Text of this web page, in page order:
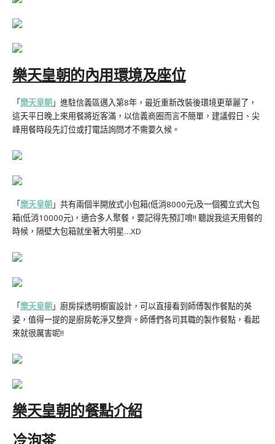
樂天皇朝的內用環境及座位
「樂天皇朝」進駐信義區邁入第8年，最近重新改裝後環境更華麗了，
這天平日晚上來用餐將近客滿，以信義商圈而言不簡單，建議假日、尖
峰用餐時段先訂位或打電話詢問才不需要久候。
「樂天皇朝」共有兩個半開放式小包箱(低消8000元)及一個獨立式大包
箱(低消10000元)，適合多人聚餐，要記得先預訂唷!! 聽說我這天用餐的
時候，隔壁大包箱就坐著大明星…XD
「樂天皇朝」廚房採透明櫥窗設計，可以直接看到師傅製作餐點的英
姿，值得一提的是廚房乾淨又整齊。師傅們各司其職的製作餐點，看起
來就很厲害呢!!
樂天皇朝的餐點介紹
冷泡茶